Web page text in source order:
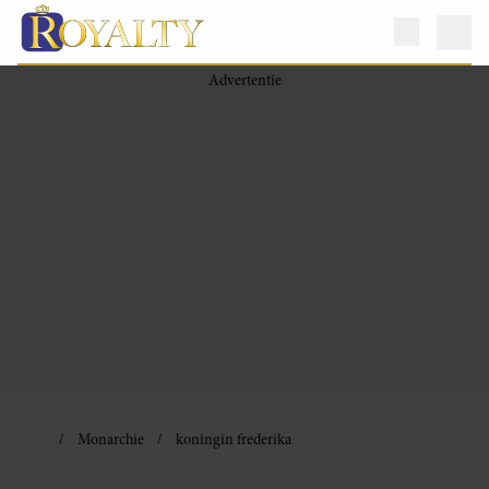
Monarchie koningin frederika